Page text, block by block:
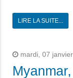
LIRE LA SUITE...
mardi, 07